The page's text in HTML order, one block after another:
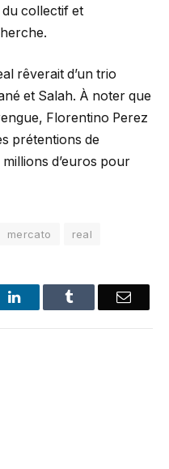
du collectif et
rêverait d’un trio
et Salah. À noter que
Florentino Perez
prétentions de
d’euros pour
mercato real
LinkedInTumblr Email